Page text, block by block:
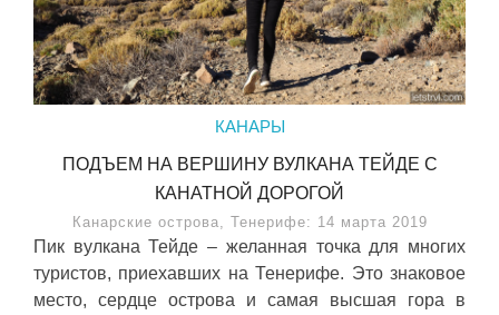
КАНАРЫ
ПОДЪЕМ НА ВЕРШИНУ ВУЛКАНА ТЕЙДЕ С
КАНАТНОЙ ДОРОГОЙ
Канарские острова, Тенерифе: 14 марта 2019
Пик вулкана Тейде – желанная точка для многих
туристов, приехавших на Тенерифе. Это знаковое
место, сердце острова и самая высшая гора в